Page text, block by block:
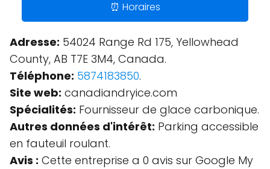
⏰ Horaires
Adresse: 54024 Range Rd 175, Yellowhead
County, AB T7E 3M4, Canada.
Téléphone: 5874183850.
Site web: canadiandryice.com
Spécialités: Fournisseur de glace carbonique.
Autres données d'intérêt: Parking accessible
en fauteuil roulant.
Avis : Cette entreprise a 0 avis sur Google My